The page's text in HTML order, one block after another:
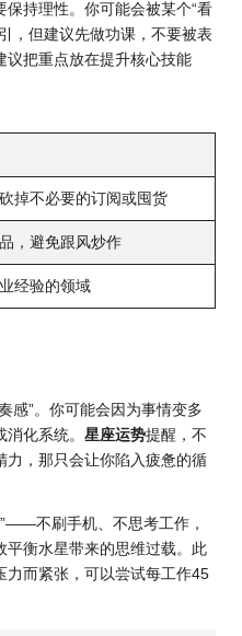
持理性。你可能会被某个“看
，但建议先做功课，不要被表
议把重点放在提升核心技能
掉不必要的订阅或囤货
，避免跟风炒作
经验的领域
感”。你可能会因为事情变多
化系统。 星座运势提醒，不
力，那只会让你陷入疲惫的循
不刷手机、不思考工作，
平衡水星带来的思维过载。此
力而紧张，可以尝试每工作45